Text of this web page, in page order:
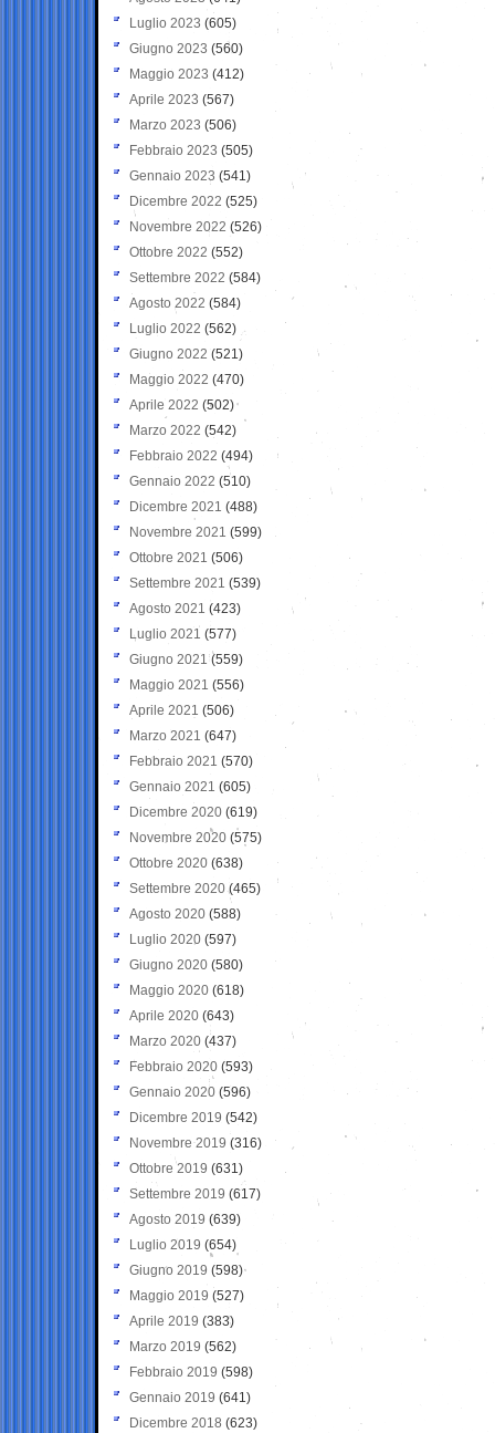
Luglio 2023 (605)
Giugno 2023 (560)
Maggio 2023 (412)
Aprile 2023 (567)
Marzo 2023 (506)
Febbraio 2023 (505)
Gennaio 2023 (541)
Dicembre 2022 (525)
Novembre 2022 (526)
Ottobre 2022 (552)
Settembre 2022 (584)
Agosto 2022 (584)
Luglio 2022 (562)
Giugno 2022 (521)
Maggio 2022 (470)
Aprile 2022 (502)
Marzo 2022 (542)
Febbraio 2022 (494)
Gennaio 2022 (510)
Dicembre 2021 (488)
Novembre 2021 (599)
Ottobre 2021 (506)
Settembre 2021 (539)
Agosto 2021 (423)
Luglio 2021 (577)
Giugno 2021(559)
Maggio 2021 (556)
Aprile 2021 (506)
Marzo 2021 (647)
Febbraio 2021 (570)
Gennaio 2021 (605)
Dicembre 2020 (619)
Novembre 2020 (575)
Ottobre 2020 (638)
Settembre 2020(465)
Agosto 2020 (588)
Luglio 2020 (597)
Giugno 2020 (580)
Maggio 2020 (618)
Aprile 2020 (643)
Marzo 2020 (437)
Febbraio 2020 (593)
Gennaio 2020 (596)
Dicembre 2019 (542)
Novembre 2019 (316)
Ottobre 2019 (631)
Settembre 2019 (617)
Agosto 2019 (639)
Luglio 2019 (654)
Giugno 2019 (598)
Maggio 2019 (527)
Aprile 2019 (383)
Marzo 2019 (562)
Febbraio 2019 (598)
Gennaio 2019 (641)
Dicembre 2018 (623)